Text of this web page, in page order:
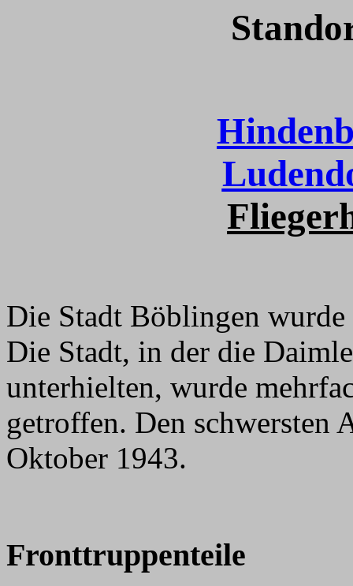
Die Stadt Böblingen
Die Stadt, in der die
unterhielten, wurde
getroffen. Den schwersten
Oktober 1943.
Fronttruppenteile